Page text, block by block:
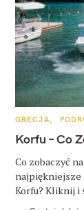
K
T
E
O
R
I
GRECJA
Korfu – Co
Co zobaczyć
najpiękniejsze
Korfu? Kliknij i